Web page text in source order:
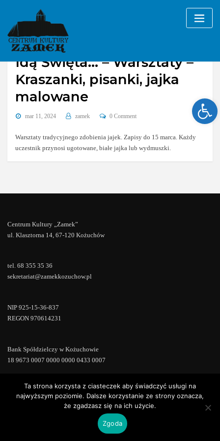
content
Idą Święta… – Warsztaty –
Kraszanki, pisanki, jajka
malowane
mar 11, 2024 zamek 0 Comment
Warsztaty tradycyjnego zdobienia jajek. Zapisy do 15 marca. Każdy
uczestnik przynosi ugotowane, białe jajka lub wydmuszki.
Centrum Kultury „Zamek”
ul. Klasztorna 14, 67-120 Kożuchów
tel. 68 355 35 36
sekretariat@zamekkozuchow.pl
NIP 925-15-36-837
REGON 970614231
Bank Spółdzielczy w Kożuchowie
18 9673 0007 0000 0000 0433 0007
Copyright © 2022 | Powered byWordPress |ConsultStreet theme by
Ta strona korzysta z ciasteczek aby świadczyć usługi na
najwyższym poziomie. Dalsze korzystanie ze strony oznacza,
że zgadzasz się na ich użycie.
Zgoda